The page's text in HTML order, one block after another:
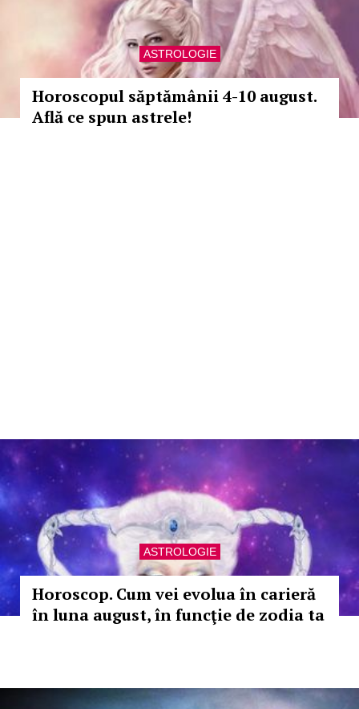
ASTROLOGIE
Horoscopul săptămânii 4-10 august.
Află ce spun astrele!
ASTROLOGIE
Horoscop. Cum vei evolua în carieră
în luna august, în funcţie de zodia ta